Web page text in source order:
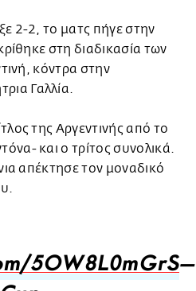
2-2, το ματς πήγε στην
στη διαδικασία των
κόντρα στην
Γαλλία.
της Αργεντινής από το
και ο τρίτος συνολικά.
απέκτησε τον μοναδικό
5OW8L0mGrS—